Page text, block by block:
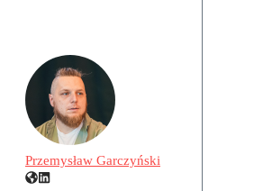
Przemysław Garczyński